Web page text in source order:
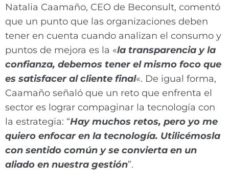
Natalia Caamaño, CEO de Beconsult, comentó
que un punto que las organizaciones deben
tener en cuenta cuando analizan el consumo y
puntos de mejora es la «la transparencia y la
confianza, debemos tener el mismo foco que
es satisfacer al cliente final«. De igual forma,
Caamaño señaló que un reto que enfrenta el
sector es lograr compaginar la tecnología con
la estrategia: “Hay muchos retos, pero yo me
quiero enfocar en la tecnología. Utilicémosla
con sentido común y se convierta en un
aliado en nuestra gestión”.